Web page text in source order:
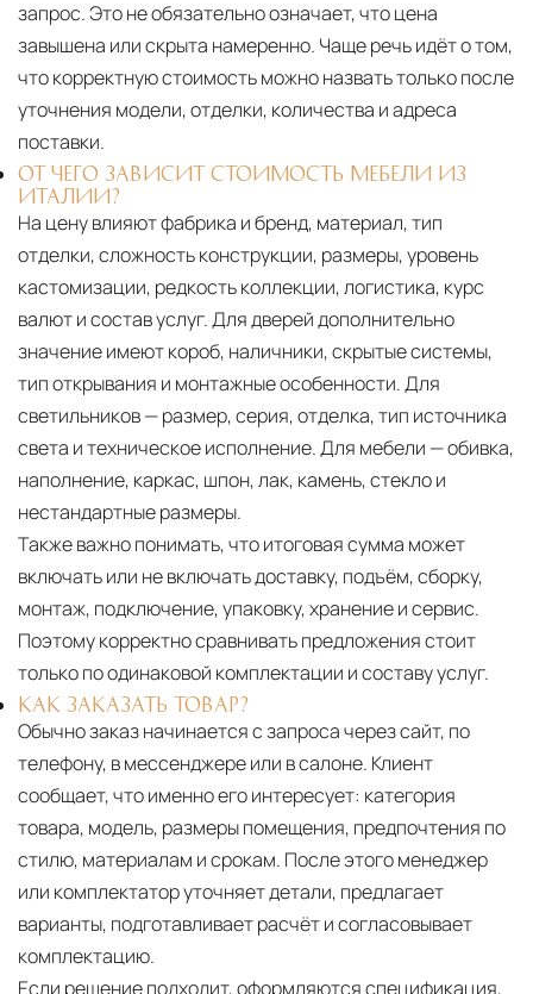
запрос. Это не обязательно означает, что цена
завышена или скрыта намеренно. Чаще речь идёт о том,
что корректную стоимость можно назвать только после
уточнения модели, отделки, количества и адреса
поставки.
ОТ ЧЕГО ЗАВИСИТ СТОИМОСТЬ МЕБЕЛИ ИЗ
ИТАЛИИ?
На цену влияют фабрика и бренд, материал, тип
отделки, сложность конструкции, размеры, уровень
кастомизации, редкость коллекции, логистика, курс
валют и состав услуг. Для дверей дополнительно
значение имеют короб, наличники, скрытые системы,
тип открывания и монтажные особенности. Для
светильников — размер, серия, отделка, тип источника
света и техническое исполнение. Для мебели — обивка,
наполнение, каркас, шпон, лак, камень, стекло и
нестандартные размеры.
Также важно понимать, что итоговая сумма может
включать или не включать доставку, подъём, сборку,
монтаж, подключение, упаковку, хранение и сервис.
Поэтому корректно сравнивать предложения стоит
только по одинаковой комплектации и составу услуг.
КАК ЗАКАЗАТЬ ТОВАР?
Обычно заказ начинается с запроса через сайт, по
телефону, в мессенджере или в салоне. Клиент
сообщает, что именно его интересует: категория
товара, модель, размеры помещения, предпочтения по
стилю, материалам и срокам. После этого менеджер
или комплектатор уточняет детали, предлагает
варианты, подготавливает расчёт и согласовывает
комплектацию.
Если решение подходит, оформляются спецификация,